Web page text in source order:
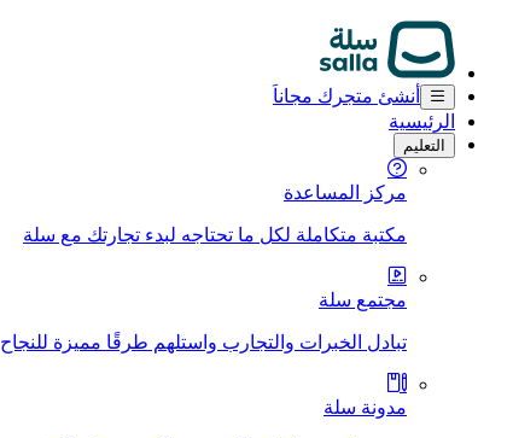
أنشئ متجرك مجاناَ
الرئيسية
التعليم
مركز المساعدة
مكتبة متكاملة لكل ما تحتاجه لبدء تجارتك مع سلة
مجتمع سلة
تبادل الخبرات والتجارب واستلهم طرقًا مميزة للنجاح
مدونة سلة